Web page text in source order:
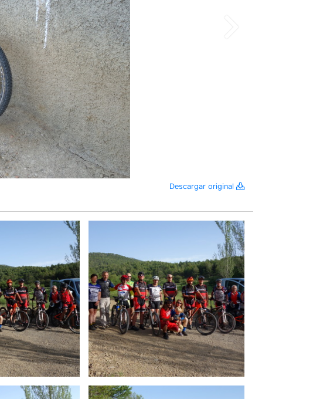
Descargar original